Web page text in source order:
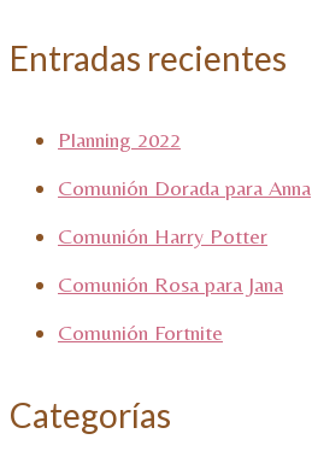
Entradas recientes
Planning 2022
Comunión Dorada para Anna
Comunión Harry Potter
Comunión Rosa para Jana
Comunión Fortnite
Categorías